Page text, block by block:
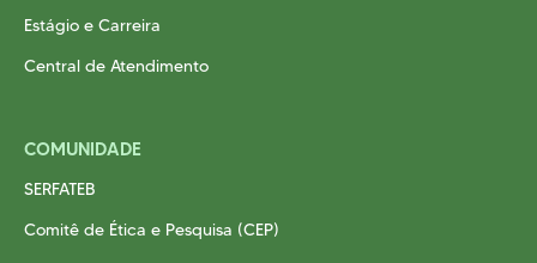
Estágio e Carreira
Central de Atendimento
COMUNIDADE
SERFATEB
Comitê de Ética e Pesquisa (CEP)